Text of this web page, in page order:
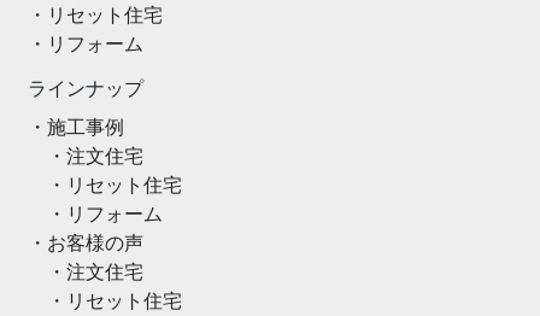
リセット住宅
リフォーム
ラインナップ
施工事例
注文住宅
リセット住宅
リフォーム
お客様の声
注文住宅
リセット住宅